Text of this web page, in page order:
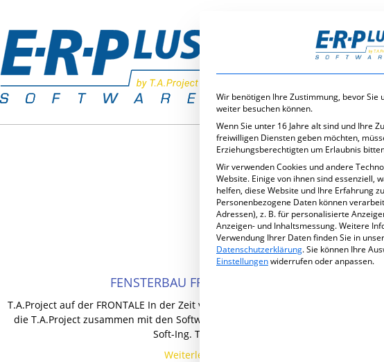
FENSTERBAU FRONTALE 2014
T.A.Project auf der FRONTALE In der Zeit vom 26.03. – 29.03.2014 präsentiert sich
die T.A.Project zusammen mit den Softwarepartnern Orgadata, CAD-PLAN und
Soft-Ing. Team auf
Weiterlesen »
Wir benötigen Ihre Zustimmung, bevor Sie
weiter besuchen können.
Wenn Sie unter 16 Jahre alt sind und Ihre
freiwilligen Diensten geben möchten,
Erziehungsberechtigten um Erlaubnis
Wir verwenden Cookies und andere
Website. Einige von ihnen sind essenziell,
helfen, diese Website und Ihre Erfahrung
Personenbezogene Daten können
Adressen), z. B. für personalisierte
Anzeigen- und Inhaltsmessung.Weitere
Verwendung Ihrer Daten finden Sie in
Datenschutzerklärung.Sie können Ihre
Einstellungenwiderrufen oder anpassen.